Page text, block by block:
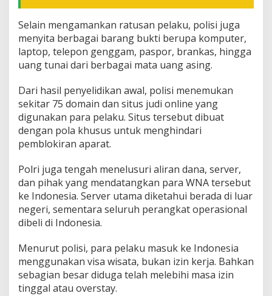
n
k
n
Selain mengamankan ratusan pelaku, polisi juga
menyita berbagai barang bukti berupa komputer,
laptop, telepon genggam, paspor, brankas, hingga
uang tunai dari berbagai mata uang asing.
Dari hasil penyelidikan awal, polisi menemukan
sekitar 75 domain dan situs judi online yang
digunakan para pelaku. Situs tersebut dibuat
dengan pola khusus untuk menghindari
pemblokiran aparat.
Polri juga tengah menelusuri aliran dana, server,
dan pihak yang mendatangkan para WNA tersebut
ke Indonesia. Server utama diketahui berada di luar
negeri, sementara seluruh perangkat operasional
dibeli di Indonesia.
Menurut polisi, para pelaku masuk ke Indonesia
menggunakan visa wisata, bukan izin kerja. Bahkan
sebagian besar diduga telah melebihi masa izin
tinggal atau overstay.